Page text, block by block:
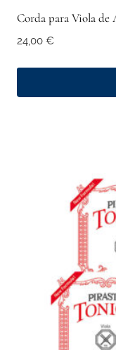
Corda para Viola de
24,00 €